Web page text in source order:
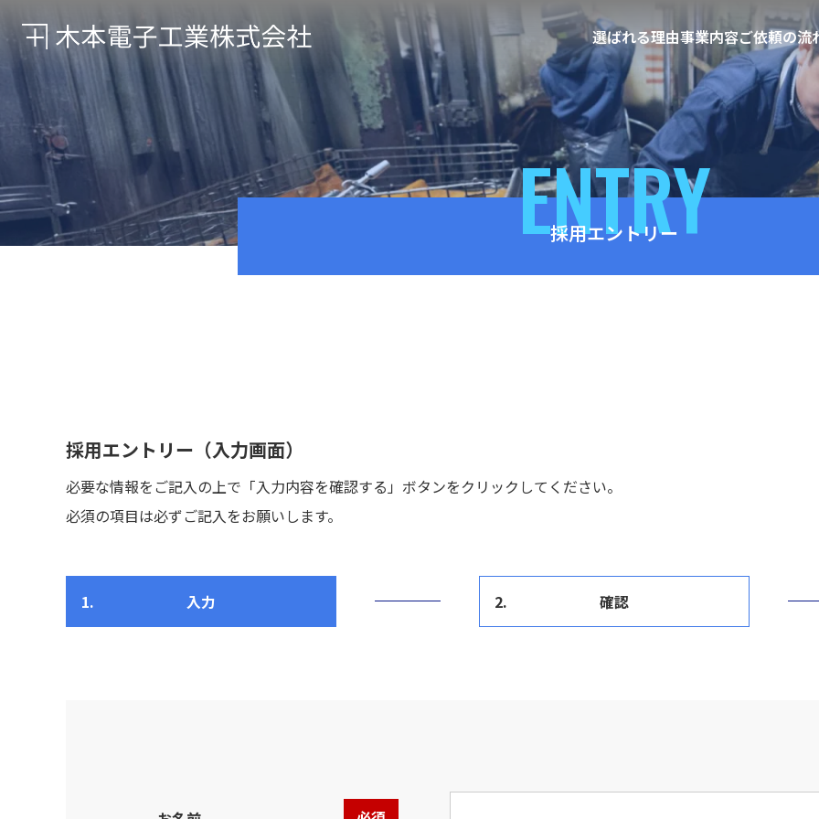
選ばれる理由事業内容ご依頼の流
ENTRY
採用エントリー
採用エントリー（入力画面）
必要な情報をご記入の上で「入力内容を確認する」ボタンをクリックしてください。
必須の項目は必ずご記入をお願いします。
1. 入力 2. 確認